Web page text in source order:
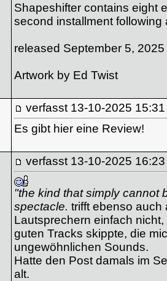
Shapeshifter contains eight
second installment following
released September 5, 2025
Artwork by Ed Twist
verfasst 13-10-2025 15:31
Es gibt hier eine Review!
verfasst 13-10-2025 16:23
"the kind that simply cannot
spectacle. trifft ebenso auch
Lautsprechern einfach
guten Tracks skippte, die
ungewöhnlichen Sounds.
Hatte den Post damals im
alt.